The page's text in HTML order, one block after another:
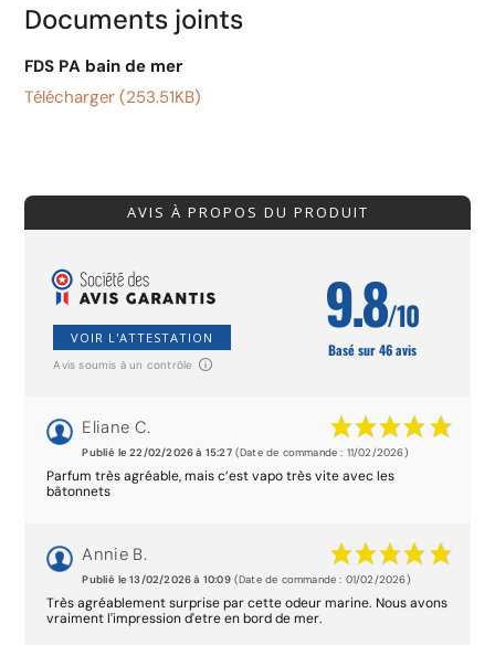
Documents joints
FDS PA bain de mer
Télécharger (253.51KB)
AVIS À PROPOS DU PRODUIT
VOIR L'ATTESTATION
Avis soumis à un contrôle
9.8/10
Basé sur 46 avis
Eliane C.
Publié le 22/02/2026 à 15:27(Date de commande : 11/02/2026)
Parfum très agréable, mais c’est vapo très vite avec les
bâtonnets
Annie B.
Publié le 13/02/2026 à 10:09(Date de commande : 01/02/2026)
Très agréablement surprise par cette odeur marine. Nous avons
vraiment l'impression d'etre en bord de mer.